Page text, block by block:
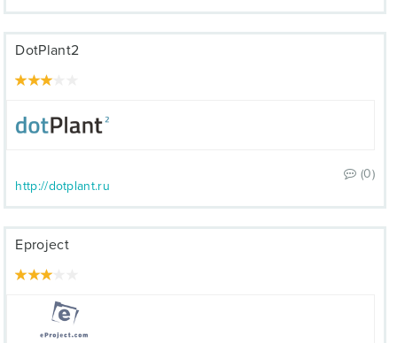
DotPlant2
(0)
http://dotplant.ru
Eproject